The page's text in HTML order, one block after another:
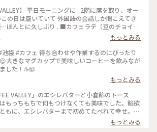
VALLEY】 平日モーニングに . 2階に席を取り、オー
の日は空いていて 外国語の会話しか聞こえてき
…ほんとに久しぶり . ■カフェラテ（豆のチョイ
■たまごトースト . お腹が空いてたので、自分的
イス（笑） 厚めにカットされリベイクされた全
表面ザックリ、なかもっちりで美味しい✨ 素敵
ラテでした 豆も（ビター好き）選べました . 食べ
れ？なんで訪問したんだっけ🤨？ そうだ！コーヒ
べ（3Peaks）を 試そうとしてたんだ！と思い出し
にもうそんなに飲めない また行かなければ…💧 .
ーニング #パン #おひとりさま
もっとみる
袋 #カフェ 待ち合わせや作業するのにぴったり
大きなマグカップで美味しいコーヒーを飲みなが
した！☕📖
もっとみる
VALLEY」のエシレバターと小倉餡のトース
もっちもちで何もつけなくても美味でした。餡欲
もに、エシレバターまで初めてたべれて幸せ。
ニューを詳しく教えてくれて、さっぱりとした好
みの味を選べました。 #池袋 #トースト #餡トースト
もっとみる